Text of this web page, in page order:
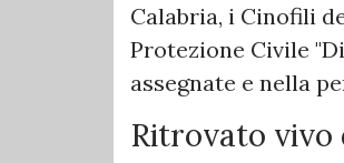
Calabria, i Cinofili
Protezione Civile
assegnate e nella
Ritrovato vivo